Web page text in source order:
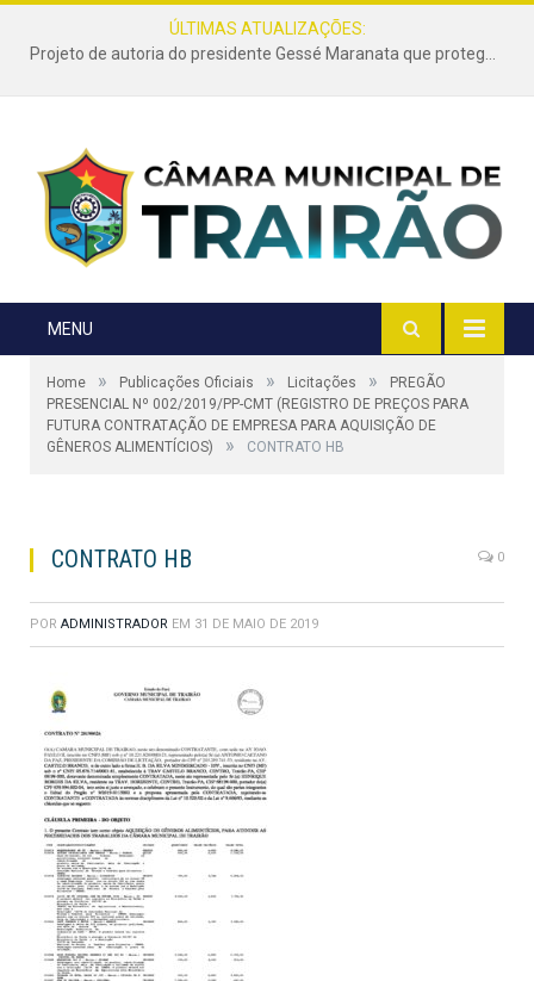
ÚLTIMAS ATUALIZAÇÕES:
Projeto de autoria do presidente Gessé Maranata que protege as estradas vicinais de Trairão é transformado em lei
MENU
Home » Publicações Oficiais » Licitações »
PREGÃO
PRESENCIAL Nº 002/2019/PP-CMT (REGISTRO DE PREÇOS PARA
FUTURA CONTRATAÇÃO DE EMPRESA PARA AQUISIÇÃO DE
GÊNEROS ALIMENTÍCIOS)
» CONTRATO HB
CONTRATO HB 0
POR ADMINISTRADOR EM 31 DE MAIO DE 2019